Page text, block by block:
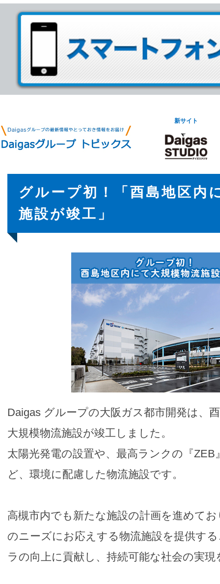
新サイト
グループ初！「酉島地区内
施設が竣工」
Daigas グループの大阪ガス都市開発は、
大規模物流施設が竣工しました。
太陽光発電の設置や、最高ランクの『
ど、環境に配慮した物流施設です。
高槻市内でも新たな施設の計画を進めて
のニーズにお応えする物流施設を提供す
ラの向上に貢献し、持続可能な社会の実